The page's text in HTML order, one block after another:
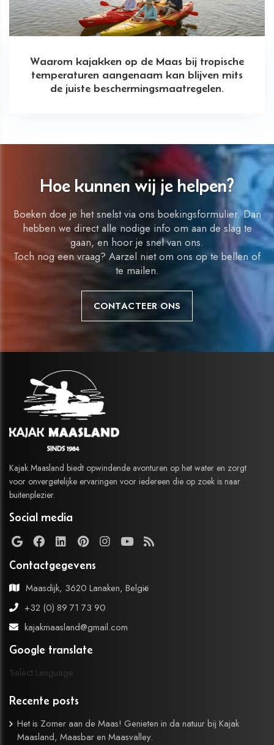
Waarom kajakken op de Maas bij tropische
temperaturen aangenaam kan blijven mits
de juiste beschermingsmaatregelen.
Hoe kunnen wij je helpen?
Boeken doe je het snelst via ons boekingsformulier. Dan
hebben we direct alle nodige info om aan de slag te
gaan, en hoor je snel van ons.
Toch nog een vraag? Aarzel niet om ons op te bellen of
te mailen.
CONTACTEER ONS
Kajak Maasland biedt opwindende avonturen op het water en zorgt
voor onvergetelijke ervaringen voor iedereen die op zoek is naar
buitenplezier.
Social media
Contactgegevens
Maasdijk, 3620 Lanaken, België
+32 (0) 89 71 73 90
kajakmaasland@gmail.com
Google translate
Select Language
Recente posts
Het is Zomer aan de Maas! Genieten in da natuur bij Kajak
Maasland, Maasbar en Maasvalley.